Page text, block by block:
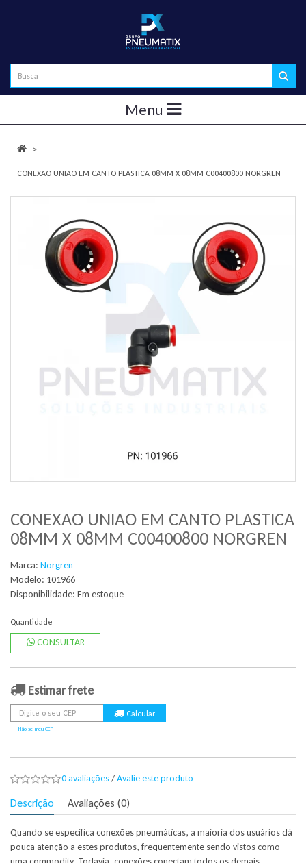
Menu
CONEXAO UNIAO EM CANTO PLASTICA 08MM X 08MM C00400800 NORGREN
CONEXAO UNIAO EM CANTO PLASTICA
08MM X 08MM C00400800 NORGREN
Marca: Norgren
Modelo: 101966
Disponibilidade: Em estoque
Quantidade
CONSULTAR
Estimar frete
Não sei meu CEP
0 avaliações/Avalie este produto
Descrição Avaliações (0)
Quando se especifica conexões pneumáticas, a maioria dos usuários dá
pouca atenção a estes produtos, frequentemente sendo vistos como